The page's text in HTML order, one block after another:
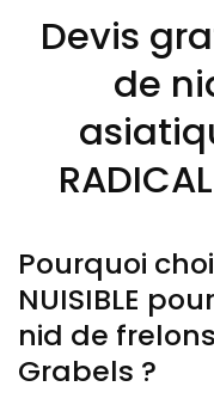
Devis
de
Pourquoi
NUISIBLE
nid de
Grabels ?